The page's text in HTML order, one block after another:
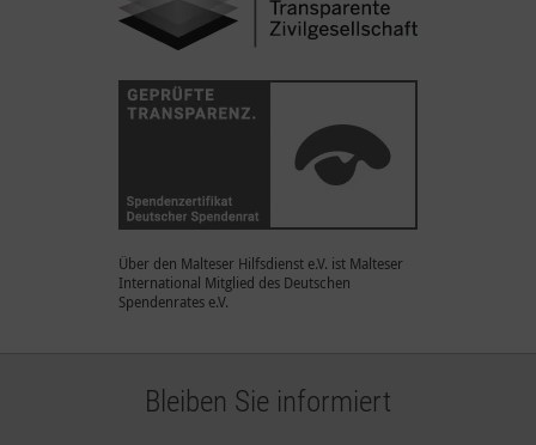
Über den Malteser Hilfsdienst e.V. ist Malteser
International Mitglied des Deutschen
Spendenrates e.V.
Bleiben Sie informiert